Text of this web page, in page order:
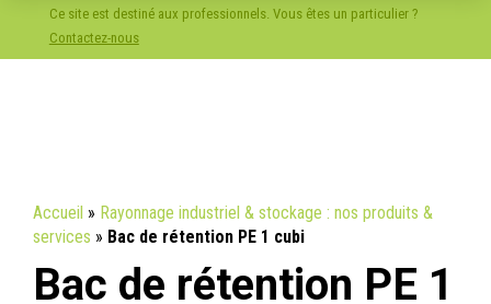
Ce site est destiné aux professionnels. Vous êtes un particulier ?
Contactez-nous
Accueil » Rayonnage industriel & stockage : nos produits &
services » Bac de rétention PE 1 cubi
Bac de rétention PE 1